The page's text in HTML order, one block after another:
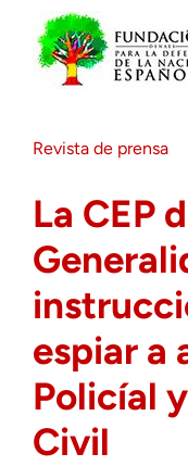
contenido
Actualidad
Actividades
Colabora
Revista de prensa
La CEP
espiar a
Policíal
Civil